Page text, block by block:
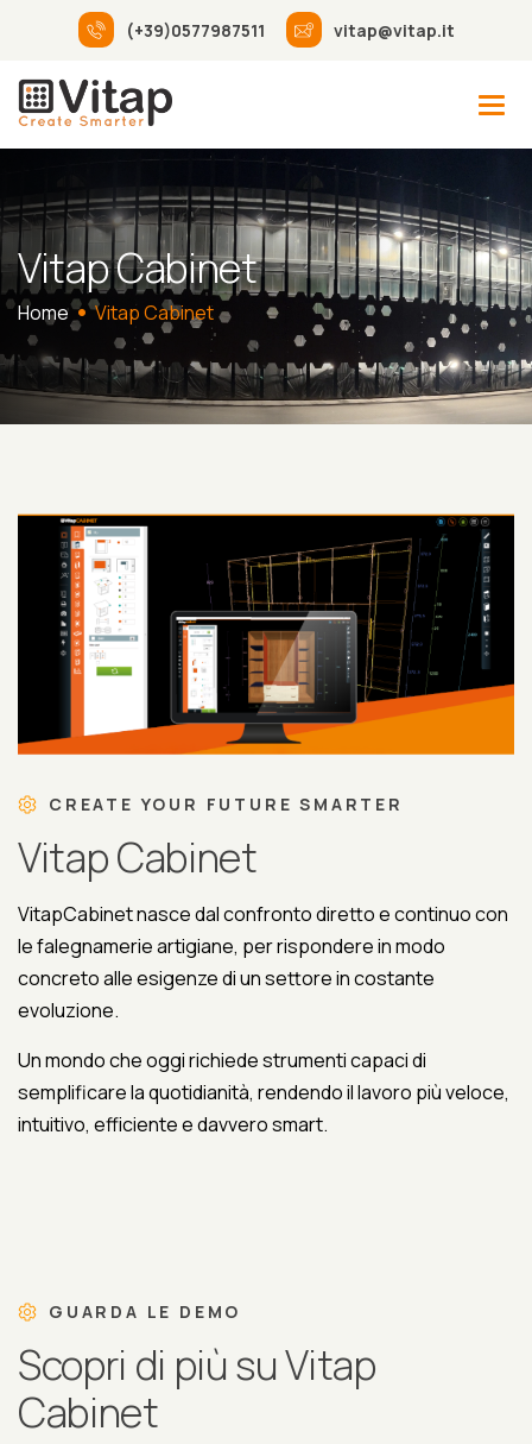
(+39)0577987511 vitap@vitap.it
Vitap Cabinet
Home Vitap Cabinet
CREATE YOUR FUTURE SMARTER
Vitap Cabinet
VitapCabinet nasce dal confronto diretto e continuo con
le falegnamerie artigiane, per rispondere in modo
concreto alle esigenze di un settore in costante
evoluzione.
Un mondo che oggi richiede strumenti capaci di
semplificare la quotidianità, rendendo il lavoro più veloce,
intuitivo, efficiente e davvero smart.
GUARDA LE DEMO
Scopri di più su Vitap
Cabinet